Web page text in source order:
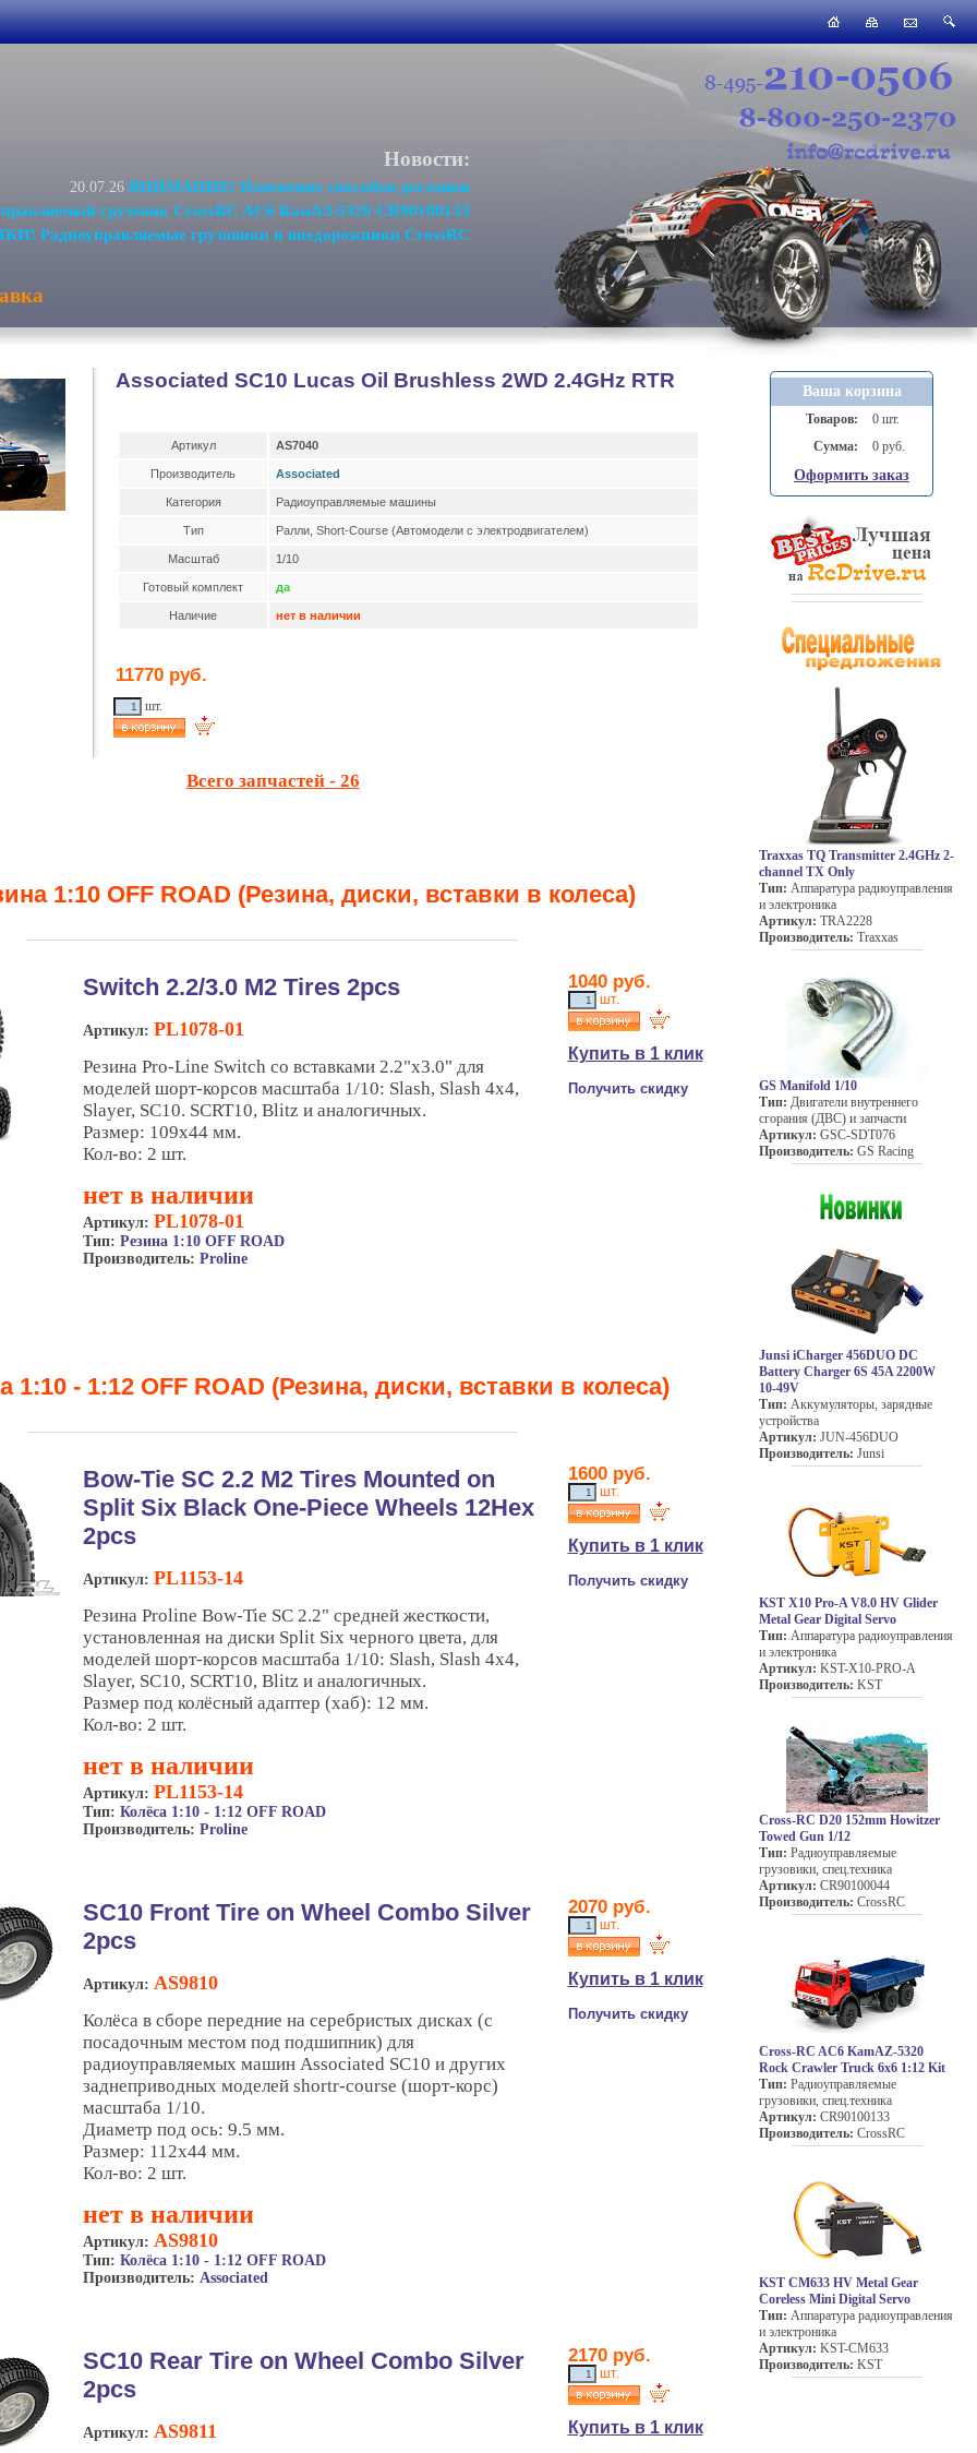
Новости:
20.07.26 ВНИМАНИЕ! Изменение способов доставки
грузовик CrossRC AC6 КамАЗ-5320 CR90100133
Радиоуправляемые грузовики и внедорожники CrossRC
Associated SC10 Lucas Oil Brushless 2WD 2.4GHz RTR
Артикул AS7040
Производитель Associated
Категория Радиоуправляемые машины
Тип Ралли, Short-Course (Автомодели с электродвигателем)
Масштаб 1/10
Готовый комплект да
Наличие нет в наличии
11770 руб.
шт.
Всего запчастей - 26
1:10 OFF ROAD (Резина, диски, вставки в колеса)
Switch 2.2/3.0 M2 Tires 2pcs
Артикул: PL1078-01
Резина Pro-Line Switch со вставками 2.2"х3.0" для
моделей шорт-корсов масштаба 1/10: Slash, Slash 4x4,
Slayer, SC10. SCRT10, Blitz и аналогичных.
Размер: 109x44 мм.
Кол-во: 2 шт.
нет в наличии
Артикул: PL1078-01
Тип: Резина 1:10 OFF ROAD
Производитель: Proline
1040 руб.
шт.
Купить в 1 клик
Получить скидку
1:10 - 1:12 OFF ROAD (Резина, диски, вставки в колеса)
Bow-Tie SC 2.2 M2 Tires Mounted on
Split Six Black One-Piece Wheels 12Hex
2pcs
Артикул: PL1153-14
Резина Proline Bow-Tie SC 2.2" средней жесткости,
установленная на диски Split Six черного цвета, для
моделей шорт-корсов масштаба 1/10: Slash, Slash 4x4,
Slayer, SC10, SCRT10, Blitz и аналогичных.
Размер под колёсный адаптер (хаб): 12 мм.
Кол-во: 2 шт.
нет в наличии
Артикул: PL1153-14
Тип: Колёса 1:10 - 1:12 OFF ROAD
Производитель: Proline
1600 руб.
шт.
Купить в 1 клик
Получить скидку
SC10 Front Tire on Wheel Combo Silver
2pcs
Артикул: AS9810
Колёса в сборе передние на серебристых дисках (с
посадочным местом под подшипник) для
радиоуправляемых машин Associated SC10 и других
заднеприводных моделей shortr-course (шорт-корс)
масштаба 1/10.
Диаметр под ось: 9.5 мм.
Размер: 112x44 мм.
Кол-во: 2 шт.
нет в наличии
Артикул: AS9810
Тип: Колёса 1:10 - 1:12 OFF ROAD
Производитель: Associated
2070 руб.
шт.
Купить в 1 клик
Получить скидку
SC10 Rear Tire on Wheel Combo Silver
2pcs
Артикул: AS9811
2170 руб.
шт.
Купить в 1 клик
Ваша корзина
Товаров:
0 шт.
Сумма:
0 руб.
Оформить заказ
Traxxas TQ Transmitter 2.4GHz 2-
channel TX Only
Тип: Аппаратура радиоуправления
и электроника
Артикул: TRA2228
Производитель: Traxxas
GS Manifold 1/10
Тип: Двигатели внутреннего
сгорания (ДВС) и запчасти
Артикул: GSC-SDT076
Производитель: GS Racing
Junsi iCharger 456DUO DC
Battery Charger 6S 45A 2200W
10-49V
Тип: Аккумуляторы, зарядные
устройства
Артикул: JUN-456DUO
Производитель: Junsi
KST X10 Pro-A V8.0 HV Glider
Metal Gear Digital Servo
Тип: Аппаратура радиоуправления
и электроника
Артикул: KST-X10-PRO-A
Производитель: KST
Cross-RC D20 152mm Howitzer
Towed Gun 1/12
Тип: Радиоуправляемые
грузовики, спец.техника
Артикул: CR90100044
Производитель: CrossRC
Cross-RC AC6 KamAZ-5320
Rock Crawler Truck 6x6 1:12 Kit
Тип: Радиоуправляемые
грузовики, спец.техника
Артикул: CR90100133
Производитель: CrossRC
KST CM633 HV Metal Gear
Coreless Mini Digital Servo
Тип: Аппаратура радиоуправления
и электроника
Артикул: KST-CM633
Производитель: KST